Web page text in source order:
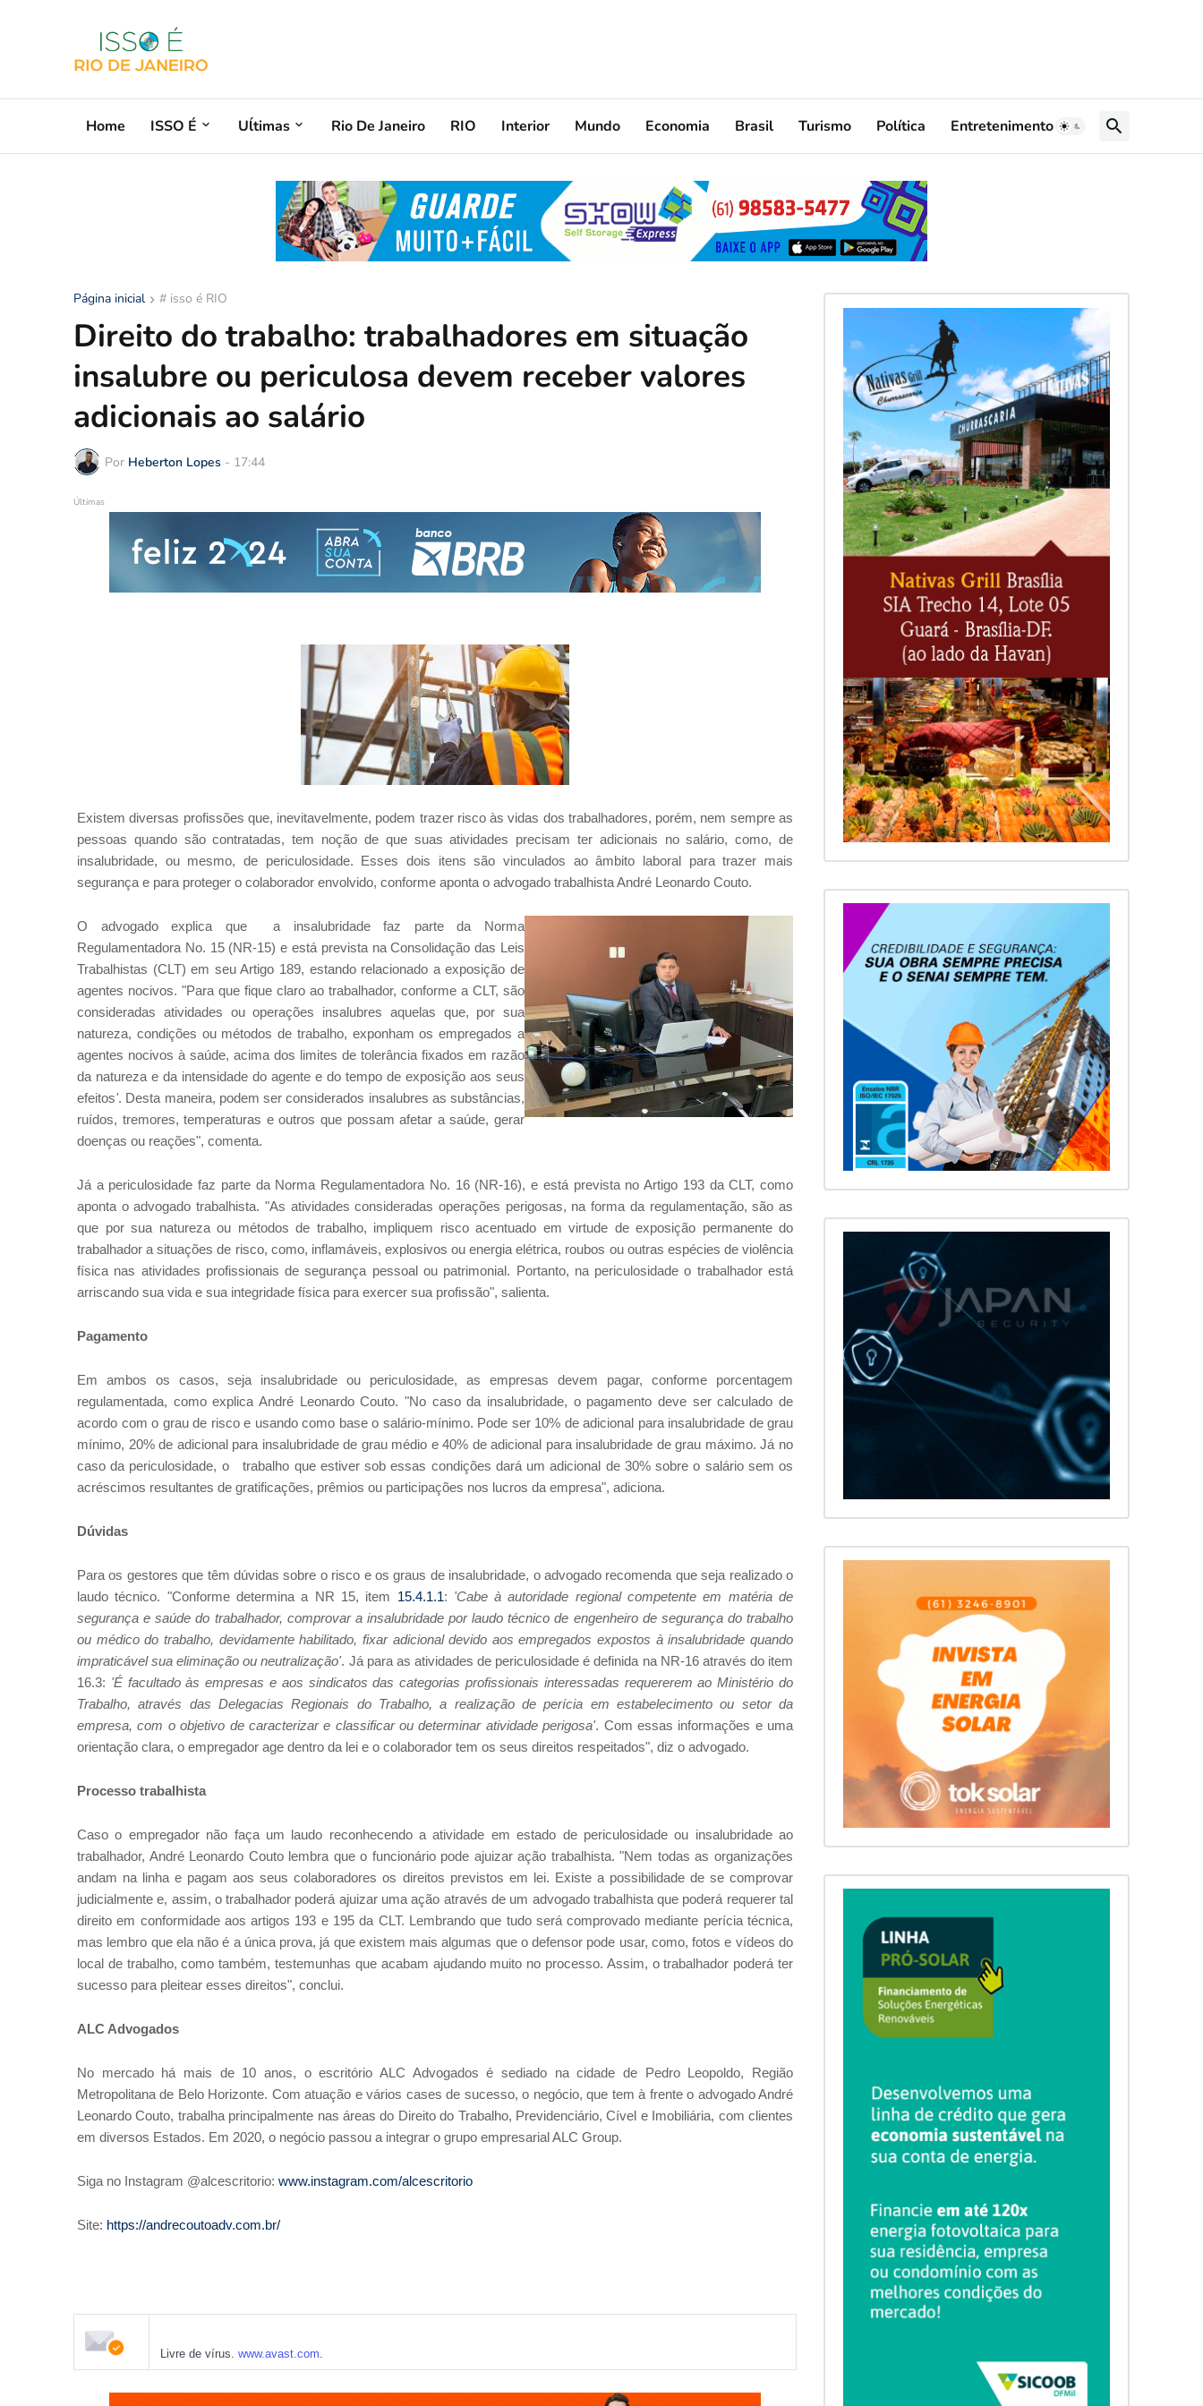
Home ISSO É Uĺtimas Rio De Janeiro RIO Interior Mundo Economia Brasil Turismo Política Entretenimento
Página inicial # isso é RIO
Direito do trabalho: trabalhadores em situação
insalubre ou periculosa devem receber valores
adicionais ao salário
Por Heberton Lopes - 17:44
Últimas
Existem diversas profissões que, inevitavelmente, podem trazer risco às vidas dos trabalhadores, porém, nem sempre as
pessoas quando são contratadas, tem noção de que suas atividades precisam ter adicionais no salário, como, de
insalubridade, ou mesmo, de periculosidade. Esses dois itens são vinculados ao âmbito laboral para trazer mais
segurança e para proteger o colaborador envolvido, conforme aponta o advogado trabalhista André Leonardo Couto.
O advogado explica que a insalubridade faz parte da Norma
Regulamentadora No. 15 (NR-15) e está prevista na Consolidação das Leis
Trabalhistas (CLT) em seu Artigo 189, estando relacionado a exposição de
agentes nocivos. "Para que fique claro ao trabalhador, conforme a CLT, são
consideradas atividades ou operações insalubres aquelas que, por sua
natureza, condições ou métodos de trabalho, exponham os empregados a
agentes nocivos à saúde, acima dos limites de tolerância fixados em razão
da natureza e da intensidade do agente e do tempo de exposição aos seus
efeitos'. Desta maneira, podem ser considerados insalubres as substâncias,
ruídos, tremores, temperaturas e outros que possam afetar a saúde, gerar
doenças ou reações", comenta.
Já a periculosidade faz parte da Norma Regulamentadora No. 16 (NR-16), e está prevista no Artigo 193 da CLT, como
aponta o advogado trabalhista. "As atividades consideradas operações perigosas, na forma da regulamentação, são as
que por sua natureza ou métodos de trabalho, impliquem risco acentuado em virtude de exposição permanente do
trabalhador a situações de risco, como, inflamáveis, explosivos ou energia elétrica, roubos ou outras espécies de violência
física nas atividades profissionais de segurança pessoal ou patrimonial. Portanto, na periculosidade o trabalhador está
arriscando sua vida e sua integridade física para exercer sua profissão", salienta.
Pagamento
Em ambos os casos, seja insalubridade ou periculosidade, as empresas devem pagar, conforme porcentagem
regulamentada, como explica André Leonardo Couto. "No caso da insalubridade, o pagamento deve ser calculado de
acordo com o grau de risco e usando como base o salário-mínimo. Pode ser 10% de adicional para insalubridade de grau
mínimo, 20% de adicional para insalubridade de grau médio e 40% de adicional para insalubridade de grau máximo. Já no
caso da periculosidade, o trabalho que estiver sob essas condições dará um adicional de 30% sobre o salário sem os
acréscimos resultantes de gratificações, prêmios ou participações nos lucros da empresa", adiciona.
Dúvidas
Para os gestores que têm dúvidas sobre o risco e os graus de insalubridade, o advogado recomenda que seja realizado o
laudo técnico. "Conforme determina a NR 15, item 15.4.1.1: 'Cabe à autoridade regional competente em matéria de
segurança e saúde do trabalhador, comprovar a insalubridade por laudo técnico de engenheiro de segurança do trabalho
ou médico do trabalho, devidamente habilitado, fixar adicional devido aos empregados expostos à insalubridade quando
impraticável sua eliminação ou neutralização'. Já para as atividades de periculosidade é definida na NR-16 através do item
16.3: 'É facultado às empresas e aos sindicatos das categorias profissionais interessadas requererem ao Ministério do
Trabalho, através das Delegacias Regionais do Trabalho, a realização de perícia em estabelecimento ou setor da
empresa, com o objetivo de caracterizar e classificar ou determinar atividade perigosa'. Com essas informações e uma
orientação clara, o empregador age dentro da lei e o colaborador tem os seus direitos respeitados", diz o advogado.
Processo trabalhista
Caso o empregador não faça um laudo reconhecendo a atividade em estado de periculosidade ou insalubridade ao
trabalhador, André Leonardo Couto lembra que o funcionário pode ajuizar ação trabalhista. "Nem todas as organizações
andam na linha e pagam aos seus colaboradores os direitos previstos em lei. Existe a possibilidade de se comprovar
judicialmente e, assim, o trabalhador poderá ajuizar uma ação através de um advogado trabalhista que poderá requerer tal
direito em conformidade aos artigos 193 e 195 da CLT. Lembrando que tudo será comprovado mediante perícia técnica,
mas lembro que ela não é a única prova, já que existem mais algumas que o defensor pode usar, como, fotos e vídeos do
local de trabalho, como também, testemunhas que acabam ajudando muito no processo. Assim, o trabalhador poderá ter
sucesso para pleitear esses direitos", conclui.
ALC Advogados
No mercado há mais de 10 anos, o escritório ALC Advogados é sediado na cidade de Pedro Leopoldo, Região
Metropolitana de Belo Horizonte. Com atuação e vários cases de sucesso, o negócio, que tem à frente o advogado André
Leonardo Couto, trabalha principalmente nas áreas do Direito do Trabalho, Previdenciário, Cível e Imobiliária, com clientes
em diversos Estados. Em 2020, o negócio passou a integrar o grupo empresarial ALC Group.
Siga no Instagram @alcescritorio: www.instagram.com/alcescritorio
Site: https://andrecoutoadv.com.br/
Livre de vírus. www.avast.com.